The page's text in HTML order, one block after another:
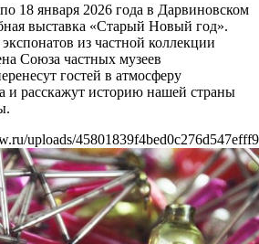
18 января 2026 года в Дарвиновском
выставка «Старый Новый год».
из частной коллекции
Союза частных музеев
гостей в атмосферу
и расскажут историю нашей страны
uploads/